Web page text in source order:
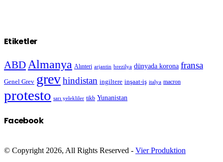
Etiketler
ABDAlmanya Alınteri arjantin brezilya dünyada korona fransa
Genel Grev grevhindistan ingiltere inşaat-iş italya macron
protesto sarı yelekliler tikb Yunanistan
Facebook
© Copyright 2026, All Rights Reserved - Vier Produktion